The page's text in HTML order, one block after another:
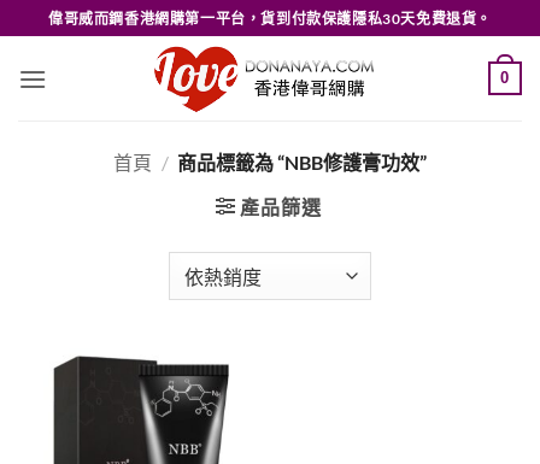
to
content
偉哥威而鋼香港網購第一平台，貨到付款保護隱私30天免費退貨。
0
首頁 / 商品標籤為 “NBB修護膏功效”
產品篩選